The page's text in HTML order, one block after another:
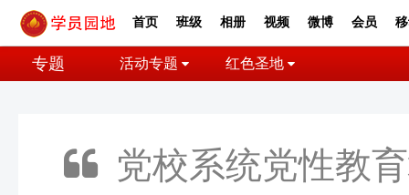
首页 班级 相册 视频 微博 会员
专题 活动专题 红色圣地
党校系统党性教